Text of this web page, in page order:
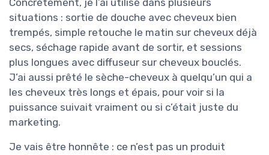
Concrètement, je l’ai utilisé dans plusieurs
situations : sortie de douche avec cheveux bien
trempés, simple retouche le matin sur cheveux déjà
secs, séchage rapide avant de sortir, et sessions
plus longues avec diffuseur sur cheveux bouclés.
J’ai aussi prêté le sèche-cheveux à quelqu’un qui a
les cheveux très longs et épais, pour voir si la
puissance suivait vraiment ou si c’était juste du
marketing.
Je vais être honnête : ce n’est pas un produit